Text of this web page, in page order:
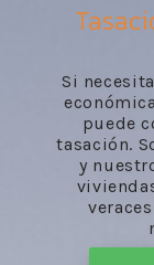
Si
puede
tasación.
y